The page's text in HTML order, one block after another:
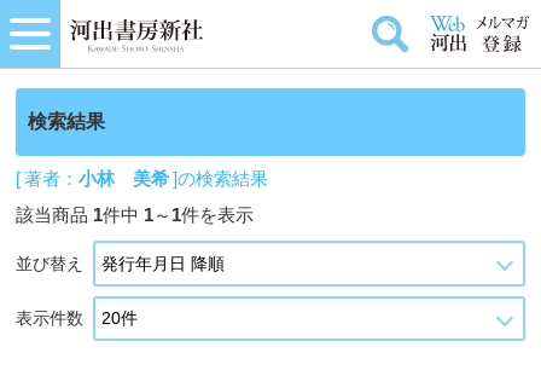
検索結果
[ 著者：小林 美希]の検索結果
該当商品 1件中 1～ 1件を表示
並び替え
表示件数